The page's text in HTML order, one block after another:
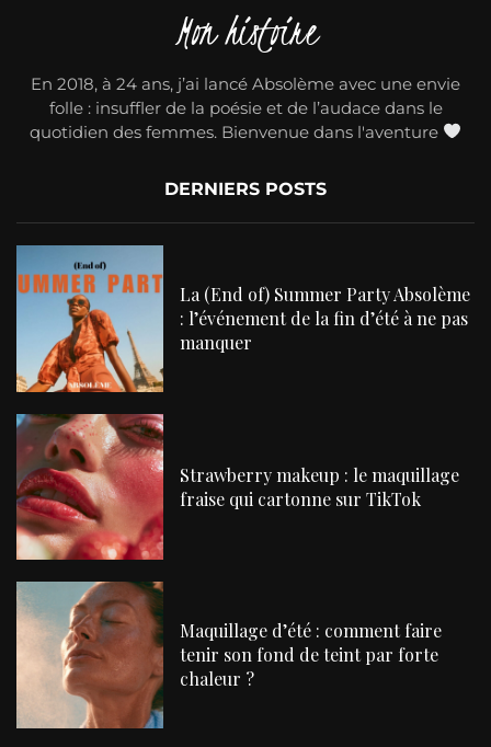
Mon histoire
En 2018, à 24 ans, j’ai lancé Absolème avec une envie
folle : insuffler de la poésie et de l’audace dans le
quotidien des femmes. Bienvenue dans l'aventure
DERNIERS POSTS
La (End of) Summer Party Absolème
: l’événement de la fin d’été à ne pas
manquer
Strawberry makeup : le maquillage
fraise qui cartonne sur TikTok
Maquillage d’été : comment faire
tenir son fond de teint par forte
chaleur ?